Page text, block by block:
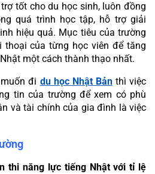
tốt cho du học sinh, luôn đồng
quá trình học tập, hỗ trợ giải
hiệu quả. Mục tiêu của trường
thoại của từng học viên để tăng
một cách thành thạo nhất.
đi du học Nhật Bản thì việc
tin của trường để xem có phù
và tài chính của gia đình là việc
thi năng lực tiếng Nhật với tỉ lệ